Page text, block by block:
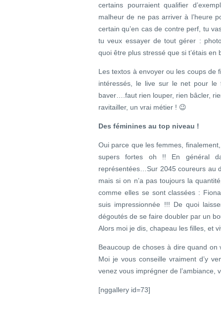
certains pourraient qualifier
malheur de ne pas arriver à l’heure
certain qu’en cas de contre perf, tu
tu veux essayer de tout gérer :
quoi être plus stressé que si t’étais en
Les textos à envoyer ou les coups de
intéressés, le live sur le net pour
baver….faut rien louper, rien bâcler,
ravitailler, un vrai métier ! 😉
Des féminines au top niveau !
Oui parce que les femmes,
supers fortes oh !! En général
représentées…Sur 2045 coureurs au
mais si on n’a pas toujours la
comme elles se sont classées :
suis impressionnée !!! De quoi
dégoutés de se faire doubler par un
Alors moi je dis, chapeau les filles, et
Beaucoup de choses à dire quand
Moi je vous conseille vraiment d’y
venez vous imprégner de l’ambiance,
[nggallery id=73]